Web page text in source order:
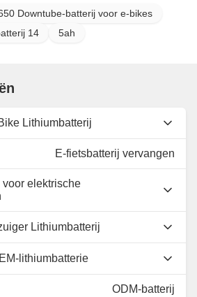
Downtube-batterij voor e-bikes
14
5ah
Lithiumbatterij
E-fietsbatterij vervangen
elektrische
Lithiumbatterij
lithiumbatterie
ODM-batterij